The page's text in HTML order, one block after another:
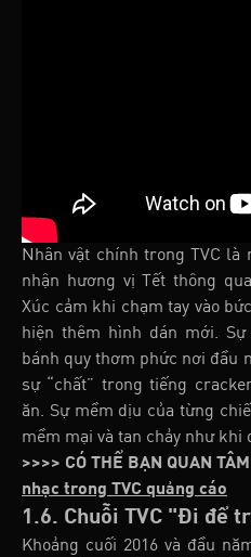
Nhân vật chính trong TVC
nhận hương vị Tết thông
Xúc cảm khi chạm tay vào
hiện thêm hình dán mới.
bánh quy thơm phức nơi đầu
sự “chất” trong tiếng
ăn. Sự mềm dịu của từng
mềm mại và tan chảy như khi
>>>> CÓ THỂ BẠN QUAN
nhạc trong TVC quảng cáo
1.6. Chuỗi TVC "Đi để
Khoảng cuối 2016 và đầu